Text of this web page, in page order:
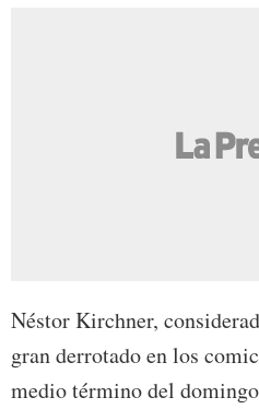
Néstor Kirchner,
gran derrotado en los
medio término del